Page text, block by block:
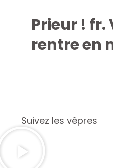
Prieur ! fr.
rentre en
Suivez les vêpres